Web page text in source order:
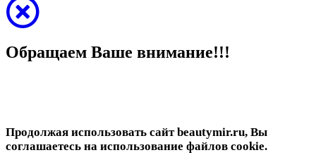
Обращаем Ваше внимание!!!
Продолжая использовать сайт beautymir.ru, Вы
соглашаетесь на использование файлов cookie.